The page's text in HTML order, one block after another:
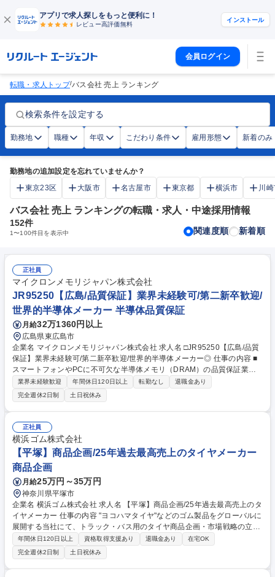
アプリで求人探しをもっと便利に！
レビュー高評価無料
インストール
会員ログイン
転職・求人トップ/バス会社 売上 ランキング
検索条件を設定する
勤務地 職種 年収 こだわり条件 雇用形態 新着のみ
勤務地の追加設定を忘れていませんか？
東京23区
大阪市 名古屋市 東京都 横浜市 川
バス会社 売上 ランキングの転職・求人・中途採用情報
152件
1〜100件目を表示中 関連度順 新着順
正社員
マイクロンメモリジャパン株式会社
JR95250【広島/品質保証】業界未経験可/第二新卒歓迎/
世界的半導体メーカー 半導体品質保証
月給32万1360円以上
広島県東広島市
企業名 マイクロンメモリジャパン株式会社 求人名 □JR95250【広島/品質
保証】業界未経験可/第二新卒歓迎/世界的半導体メーカー◎ 仕事の内容 ■
スマートフォンやPCに不可欠な半導体メモリ（DRAM）の品質保証業務
（品質技術エンジニア）をお任せします。原材料や製造環境の管理、製品
品質の監視などを通じて、不良の未然防止と品質安定を実現します。 【詳
細】ご経験や適性に応じて以下の品質管理・保証業務を行います。 ■ガ
ス・薬液・純水などの原材料品質管理 ■温度・湿度をはじめとするクリー
ンルームの環境管理 ■製品品質の監視・評価 ■Chem Labでの不良原因の
分析・再現防止策の立案 【研修体制】半導体の基礎を学ぶトレーニングや
メンター制度、英語研修など、未経験から安心して成長できる環境が整っ
ています。 募集職種 □JR95250【広島/品質保証】業界未経験可/第二新卒
歓迎/世界的半導体メーカー◎
業界未経験歓迎 年間休日120日以上 転勤なし
退職金あり
完全週休2日制
土日祝休み
正社員
横浜ゴム株式会社
【平塚】商品企画/25年過去最高売上のタイヤメーカー
商品企画
月給25万円～35万円
神奈川県平塚市
企業名 横浜ゴム株式会社 求人名 【平塚】商品企画/25年過去最高売上のタ
イヤメーカー 仕事の内容 "ヨコハマタイヤ"などのゴム製品をグローバルに
展開する当社にて、トラック・バス用のタイヤ商品企画・市場戦略の立
案・推進（対象市場はアメリカ、日本、欧州、アジア等全世界）を担って
頂きます。 ■トラック・バス用のタイヤに関わる各種市場調査 ■宣伝・広
告・セールスパーソン教育等のマテリアル作成 ■年次/中期での新商品開
発・統廃合計画、投資計画等の立案・推進 ■商品/販売/市場情報/ノウハウ
年間休日120日以上 資格取得支援あり 退職金あり
在宅OK
完全週休2日制
土日祝休み